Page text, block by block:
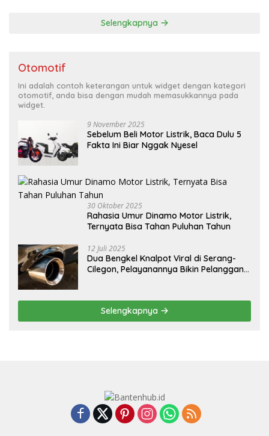
Selengkapnya
Otomotif
Ini adalah contoh keterangan untuk widget dengan kategori
otomotif, anda bisa dengan mudah memasukkannya pada
widget.
9 November 2025
Sebelum Beli Motor Listrik, Baca Dulu 5
Fakta Ini Biar Nggak Nyesel
30 Oktober 2025
Rahasia Umur Dinamo Motor Listrik,
Ternyata Bisa Tahan Puluhan Tahun
12 Juli 2025
Dua Bengkel Knalpot Viral di Serang-
Cilegon, Pelayanannya Bikin Pelanggan
Selengkapnya